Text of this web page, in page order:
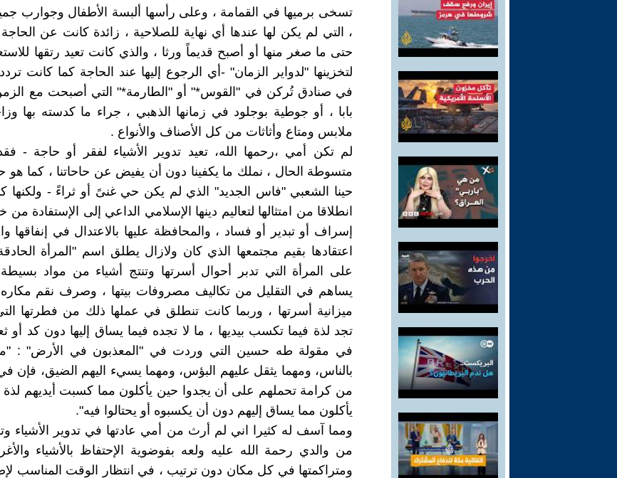
تسخى برميها في القمامة ، وعلى رأسها ألبسة الأطفال وجوارب جميع
، التي لم يكن لها عندها أي نهاية للصلاحية ، زائدة كانت عن الحاجة
حتى ما صغر منها أو أصبح قديماً ورثا ، والذي كانت تعيد رتقها
لتخزينها "لدواير الزمان" -أي الرجوع إليها عند الحاجة كما كانت
في صنادق تُركن في "القوس*" أو "الطارمة*" التي أصبحت مع
بابا ، أو جوطية بوجلود في زمانها الذهبي ، جراء ما كدسته بها
ملابس ومتاع وأثاثات من كل الأصناف والأنواع .
لم تكن أمي ،رحمها الله، تعيد تدوير الأشياء لفقر أو حاجة -
متسوطة الحال ، نملك ما يكفينا دون أن يفيض عن حاحاتنا ، كما هو
حينا الشعبي "فاس الجديد" الذي لم يكن حي غنىً أو ثراءً - ولكنها
انطلاقا من امتثالها لتعاليم دينها الإسلامي الداعي إلى الإستفادة
إسراف أو تبدير أو فساد ، والمحافظة عليها بالاعتدال في إنفاقها
اعتقادها بقيم مجتمعها الذي كان ولازال يطلق اسم "المرأة
على المرأة التي تدبر أحوال أسرتها وتنتج أشياء من مواد
يساهم في التقليل من تكاليف مصروفات بيتها ، وصرف نقم مكاره
ميزانية أسرتها ، وربما كانت تنطلق في عملها ذلك من فطرتها
تجد لذة فيما تكسب بيديها ، ما لا تجده فيما يساق إليها دون كد أو
في مقولة طه حسين التي وردت في "المعذبون في الأرض" :
بالناس، ومهما يثقل عليهم البؤس، ومهما يسيء اليهم الضيق، فإن
من كرامة تحملهم على أن يجدوا حين يأكلون مما كسبت أيديهم لذة
يأكلون مما يساق إليهم دون أن يكسبوه أو يحتالوا فيه".
ومما آسف له كثيرا اني لم أرث من أمي عادتها في تدوير الأشياء
من والدي رحمة الله عليه ولعه بفوضوية الإحتفاظ بالأشياء
ومتراكمتها في كل مكان دون ترتيب ، في انتظار الوقت المناسب